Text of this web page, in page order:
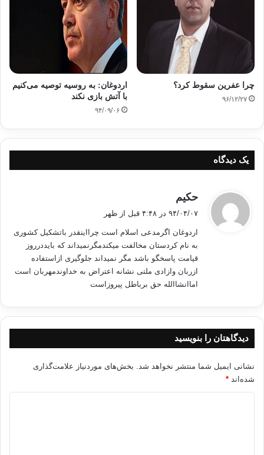
چرا عفرین سقوط کرد؟
۹۶/۱۲/۲۷
اردوغان: به روسیه توصیه می‌کنیم
با آتش بازی نکند
۹۴/۰۹/۰۶
یک دیدگاه
حکیم
:
۹۴/۰۴/۰۷ در ۴:۴۸ قبل از ظهر
اردوغان اگرمدعی اسلام است چرااینقدر باتشکیل کشوری
به نام کردستان مخالفت میکندمگرنمیداند که بایددرروز
قیامت پاسخگو باشد مگر نمیداند جلوگیری ازاستفاده
ازربان وازادی ملتی نشانه اعتراض به خداوندمهربان است
اماانشاالله حق برباطل پیروزاست
دیدگاهتان را بنویسید
نشانی ایمیل شما منتشر نخواهد شد. بخش‌های موردنیاز علامت‌گذاری
شده‌اند *